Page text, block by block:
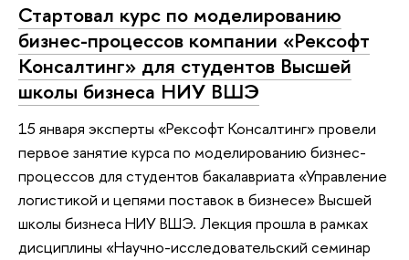
Стартовал курс по моделированию
бизнес-процессов компании «Рексофт
Консалтинг» для студентов Высшей
школы бизнеса НИУ ВШЭ
15 января эксперты «Рексофт Консалтинг» провели
первое занятие курса по моделированию бизнес-
процессов для студентов бакалавриата «Управление
логистикой и цепями поставок в бизнесе» Высшей
школы бизнеса НИУ ВШЭ. Лекция прошла в рамках
дисциплины «Научно-исследовательский семинар